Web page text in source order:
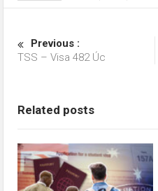
Previous :
TSS – Visa 482 Úc
Related posts